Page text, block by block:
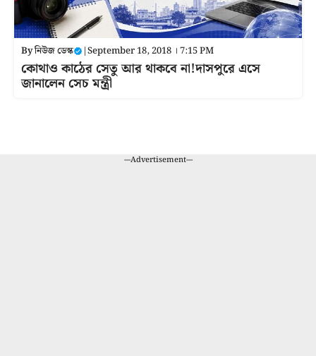
Byনিউজ ডেস্ক |September 18, 2018 । 7:15 PM
কোথাও কাঠের সেতু আর থাকবে না!দাসপুরে এসে
জানালেন সেচ মন্ত্রী
---Advertisement---